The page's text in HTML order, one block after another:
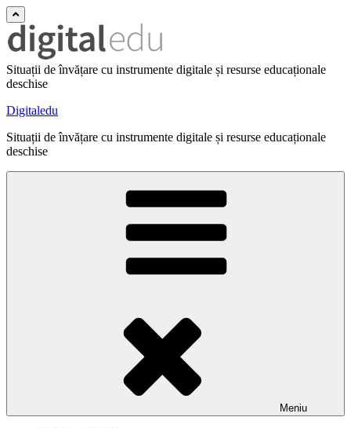
Situații de învățare cu instrumente digitale și resurse educaționale
deschise
Digitaledu
Situații de învățare cu instrumente digitale și resurse educaționale
deschise
Meniu